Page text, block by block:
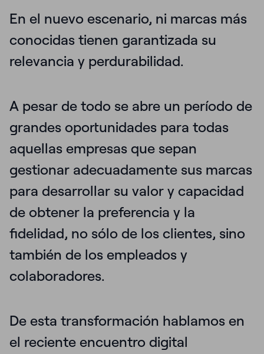
En el nuevo escenario, ni marcas más
conocidas tienen garantizada su
relevancia y perdurabilidad.
A pesar de todo se abre un período de
grandes oportunidades para todas
aquellas empresas que sepan
gestionar adecuadamente sus marcas
para desarrollar su valor y capacidad
de obtener la preferencia y la
fidelidad, no sólo de los clientes, sino
también de los empleados y
colaboradores.
De esta transformación hablamos en
el reciente encuentro digital